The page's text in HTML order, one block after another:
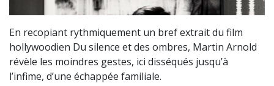
En recopiant rythmiquement un bref extrait du film
hollywoodien Du silence et des ombres, Martin Arnold
révèle les moindres gestes, ici disséqués jusqu’à
l’infime, d’une échappée familiale.